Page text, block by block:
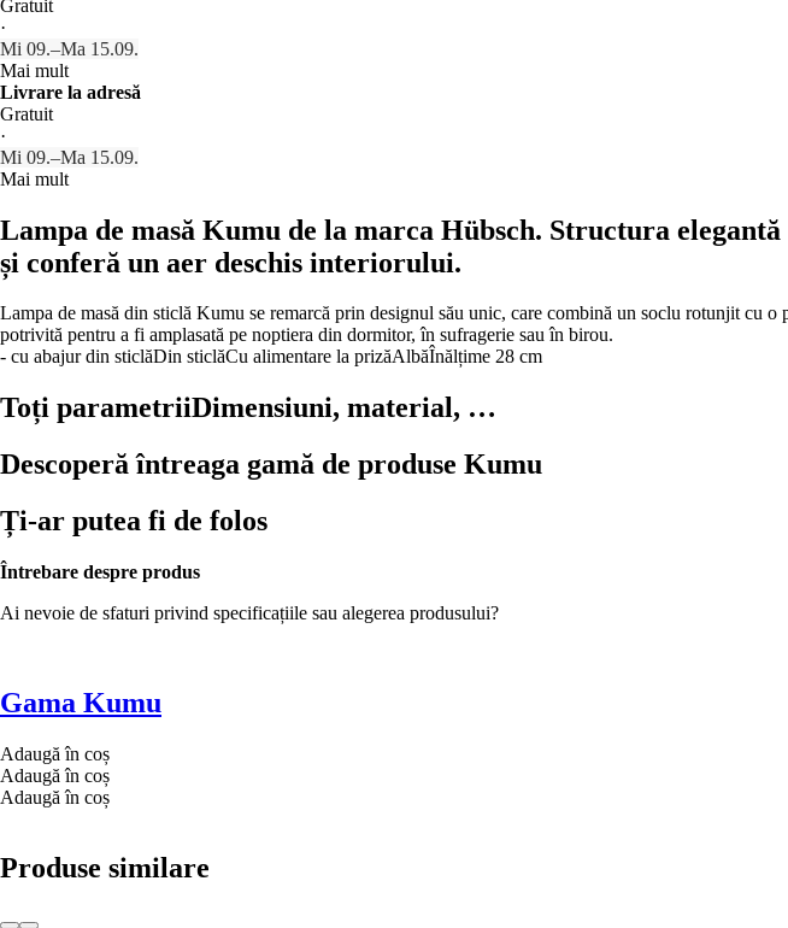
Gratuit
·
Mi 09.–Ma 15.09.
Mai mult
Livrare la adresă
Gratuit
·
Mi 09.–Ma 15.09.
Mai mult
Lampa de masă Kumu de la marca Hübsch. Structura
și conferă un aer deschis interiorului.
Lampa de masă din sticlă Kumu se remarcă prin designul său unic, care combină un soclu rotunjit cu
potrivită pentru a fi amplasată pe noptiera din dormitor, în sufragerie sau în birou.
- cu abajur din sticlăDin sticlăCu alimentare la prizăAlbăÎnălțime 28 cm
Toți parametriiDimensiuni, material, …
Descoperă întreaga gamă de produse Kumu
Ți-ar putea fi de folos
Întrebare despre produs
Ai nevoie de sfaturi privind specificațiile sau alegerea produsului?
Gama Kumu
Adaugă în coș
Adaugă în coș
Adaugă în coș
Produse similare